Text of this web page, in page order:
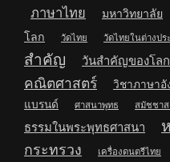
ภาษาไทย มหาวิทยาลัย
โลก
วัดไทย วัดไทยในต่างปร
สำคัญ
วันสำคัญของโลก
คณิตศาสตร์
วิชาภาษาอั
แบรนด์
ศาสนาพุทธ สมัชชา
ธรรมในพระพุทธศาสนา
กระทรวง
เครื่องดนตรีไทย